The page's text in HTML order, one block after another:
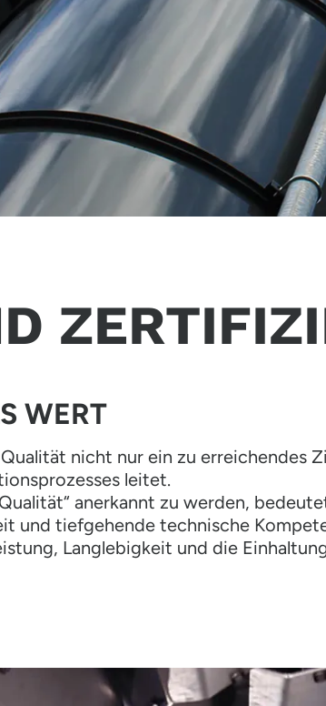
WERT
nicht nur ein zu erreichendes
leitet.
anerkannt zu werden,
und tiefgehende technische
Langlebigkeit und die